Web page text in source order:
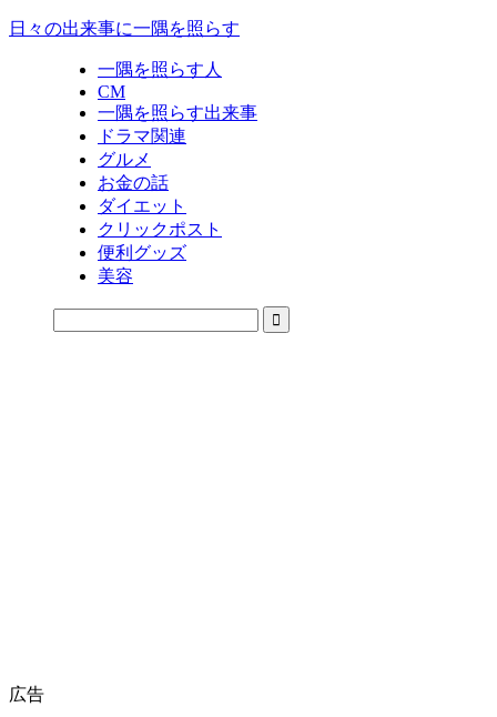
日々の出来事に一隅を照らす
一隅を照らす人
CM
一隅を照らす出来事
ドラマ関連
グルメ
お金の話
ダイエット
クリックポスト
便利グッズ
美容
広告